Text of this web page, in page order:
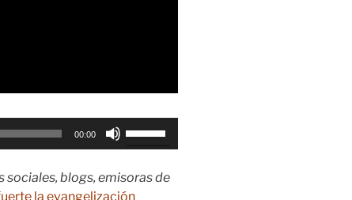
00:00
de
sociales, blogs, emisoras de
la evangelización